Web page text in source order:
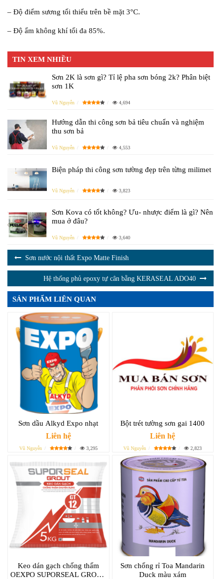
– Độ điểm sương tối thiểu trên bề mặt 3°C.
– Độ ẩm không khí tối đa 85%.
TIN XEM NHIỀU
Sơn 2K là sơn gì? Tỉ lệ pha sơn bóng 2k? Phân biệt
sơn 1K
Vũ Nguyễn 4,694
Hướng dẫn thi công sơn bả tiêu chuẩn và nghiệm
thu sơn bả
Vũ Nguyễn 4,553
Biện pháp thi công sơn tường đẹp trên từng milimet
Vũ Nguyễn 3,823
Sơn Kova có tốt không? Ưu- nhược điểm là gì? Nên
mua ở đâu?
Vũ Nguyễn 3,640
Sơn nước nội thất Expo Matte Finish
Hệ thống phủ epoxy tự cân bằng KERASEAL ADO40
SẢN PHẨM LIÊN QUAN
Sơn dầu Alkyd Expo nhạt
Liên hệ
Vũ Nguyễn 3,295
Bột trét tường sơn gai 1400
Liên hệ
Vũ Nguyễn 2,823
Keo dán gạch chống thấm
OEXPO SUPORSEAL GROUT
Sơn chống rỉ Toa Mandarin
Duck màu xám